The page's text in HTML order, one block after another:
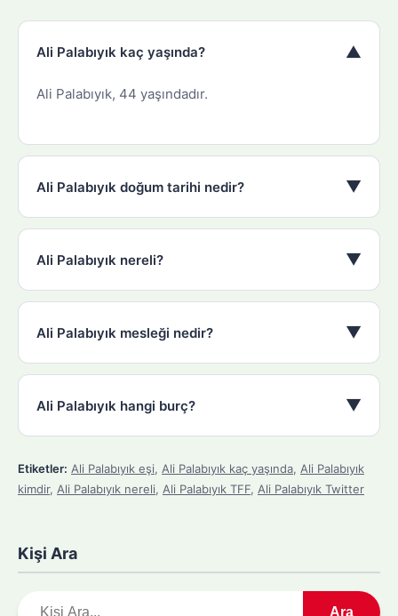
Ali Palabıyık kaç yaşında? ▼
Ali Palabıyık, 44 yaşındadır.
Ali Palabıyık doğum tarihi nedir? ▼
Ali Palabıyık nereli? ▼
Ali Palabıyık mesleği nedir? ▼
Ali Palabıyık hangi burç? ▼
Etiketler: Ali Palabıyık eşi, Ali Palabıyık kaç yaşında, Ali Palabıyık
kimdir, Ali Palabıyık nereli, Ali Palabıyık TFF, Ali Palabıyık Twitter
Kişi Ara
Ara